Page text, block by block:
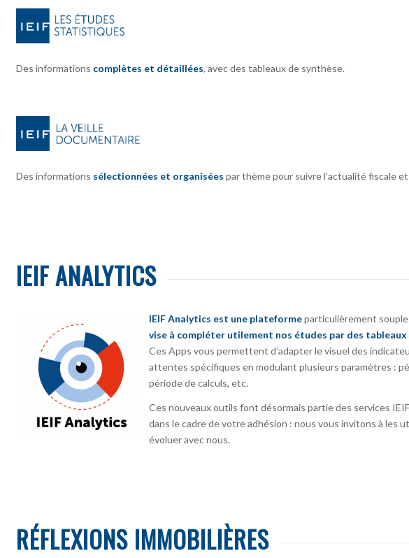
Des informations complètes et détaillées, avec des tableaux de synthèse.
Des informations sélectionnées et organisées par thème pour suivre l’actualité fiscale
IEIF ANALYTICS
IEIF Analytics est une plateformeparticulièrement souple
vise à compléter utilement nos études par des
Ces Apps vous permettent d’adapter le visuel des
attentes spécifiques en modulant plusieurs paramètres :
période de calculs, etc.
Ces nouveaux outils font désormais partie des services
dans le cadre de votre adhésion : nous vous invitons à les
évoluer avec nous.
RÉFLEXIONS IMMOBILIÈRES